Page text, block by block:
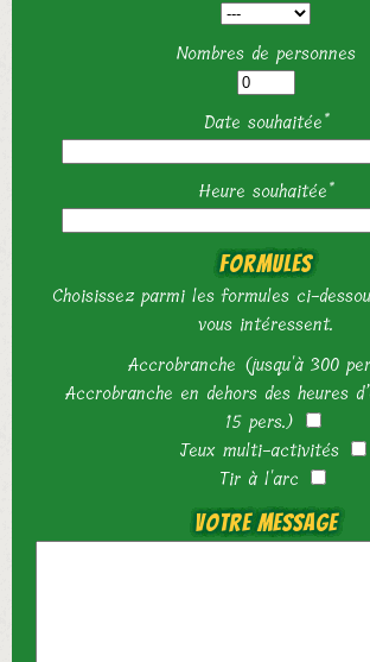
Nombres de personnes
Date souhaitée*
Heure souhaitée*
Formules
Choisissez parmi les formules ci-
vous intéressent.
Accrobranche (jusqu'à 300
Accrobranche en dehors des heures
15 pers.)
Jeux multi-activités
Tir à l'arc
Votre message